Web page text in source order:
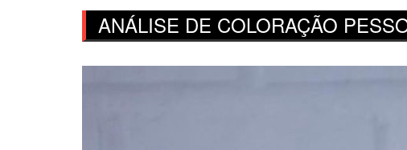
ANÁLISE DE COLORAÇÃO